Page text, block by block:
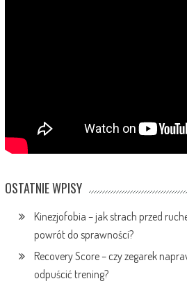
OSTATNIE WPISY
Kinezjofobia – jak strach przed
powrót do sprawności?
Recovery Score – czy zegarek
odpuścić trening?